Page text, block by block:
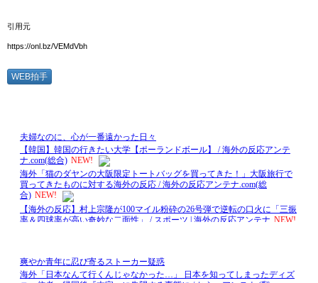
引用元
https://onl.bz/VEMdVbh
WEB拍手